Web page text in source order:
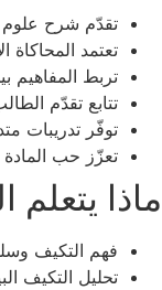
تقدّم شرح
تعتمد المحاكاة
تربط المفاهيم
تتابع تقدّم
توفّر تدريبات
تعزّز حب المادة
ماذا
فهم التكيف
تحليل التكيف